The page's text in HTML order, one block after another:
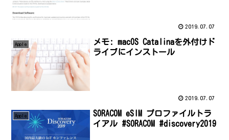
2019.07.07
Apple
メモ: macOS Catalinaを外付けド
ライブにインストール
2019.07.07
Apple
SORACOM eSIM プロファイルトラ
イアル #SORACOM #discovery2019